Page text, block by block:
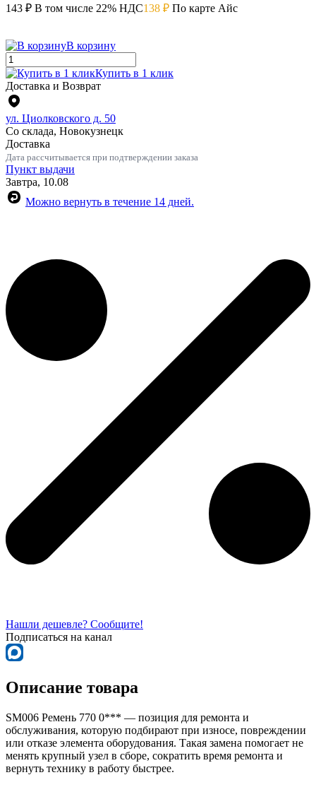
143 ₽ В том числе 22% НДС138 ₽ По карте Айс
В корзину
Купить в 1 клик
Доставка и Возврат
ул. Циолковского д. 50
Со склада, Новокузнецк
Доставка
Дата рассчитывается при подтверждении заказа
Пункт выдачи
Завтра, 10.08
Можно вернуть в течение 14 дней.
Нашли дешевле? Сообщите!
Подписаться на канал
Описание товара
SM006 Ремень 770 0*** — позиция для ремонта и
обслуживания, которую подбирают при износе, повреждении
или отказе элемента оборудования. Такая замена помогает не
менять крупный узел в сборе, сократить время ремонта и
вернуть технику в работу быстрее.